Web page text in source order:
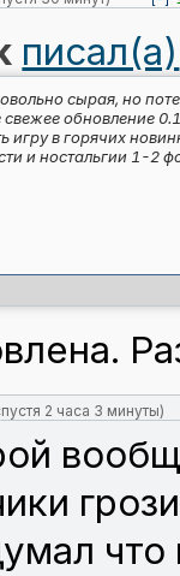
писал(а)
сырая, но
обновление
игру в горячих
и ностальгии 1-2
2 часа 3 минуты)
что